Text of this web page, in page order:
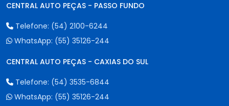
CENTRAL AUTO PEÇAS - PASSO FUNDO
Telefone: (54) 2100-6244
WhatsApp: (55) 35126-244
CENTRAL AUTO PEÇAS - CAXIAS DO SUL
Telefone: (54) 3535-6844
WhatsApp: (55) 35126-244